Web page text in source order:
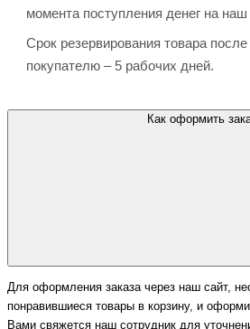
момента поступления денег на
Срок резервирования товара
покупателю – 5 рабочих дней.
Как оформить
Для оформления заказа через наш сайт,
понравившиеся товары в корзину, и
Вами свяжется наш сотрудник для